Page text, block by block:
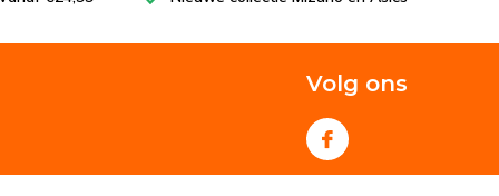
Volg ons